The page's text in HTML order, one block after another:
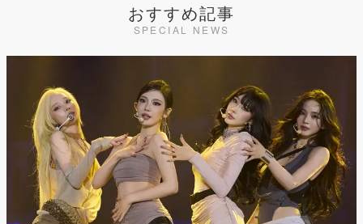
おすすめ記事
SPECIAL NEWS